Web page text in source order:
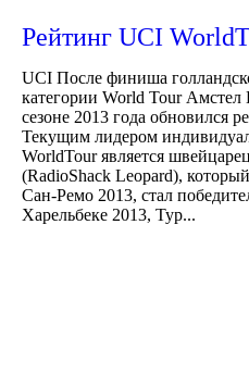
Рейтинг UCI
UCI После финиша
категории World Tour Амстел
сезоне 2013 года обновился
Текущим лидером
WorldTour является
(RadioShack Leopard),
Сан-Ремо 2013, стал
Харельбеке 2013, Тур...